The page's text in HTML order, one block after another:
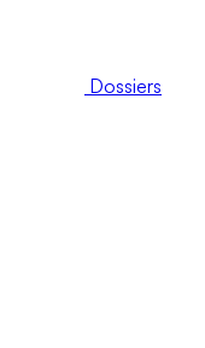
Dossiers